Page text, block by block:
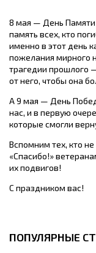
8 мая — День Памяти
память всех, кто
именно в этот день
пожелания мирного
трагедии прошлого
от него, чтобы она
А 9 мая — День
нас, и в первую
которые смогли
Вспомним тех, кто
«Спасибо!»
их подвигов!
С праздником вас!
ПОПУЛЯРНЫЕ